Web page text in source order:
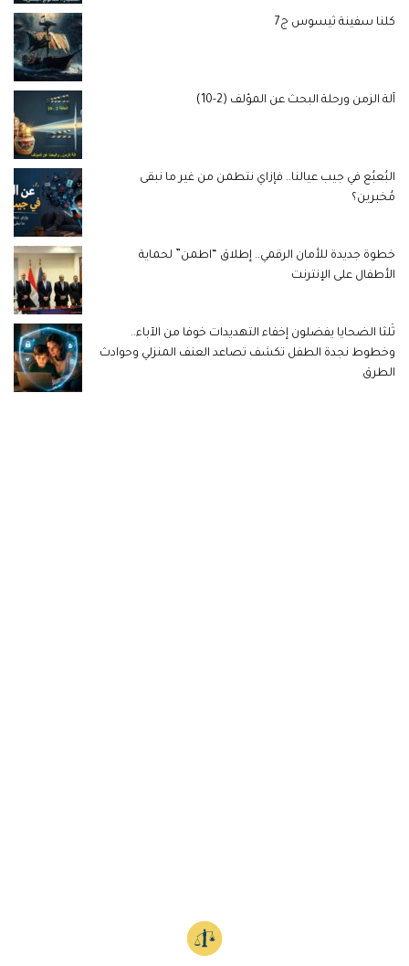
كلنا سفينة ثيسوس ج7
آلة الزمن ورحلة البحث عن المؤلف (2-10)
البُعبُع في جيب عيالنا.. فإزاي نتطمن من غير ما نبقى
مُخبرين؟
خطوة جديدة للأمان الرقمي.. إطلاق “اطمن” لحماية
الأطفال على الإنترنت
ثُلثا الضحايا يفضلون إخفاء التهديدات خوفا من الآباء..
وخطوط نجدة الطفل تكشف تصاعد العنف المنزلي وحوادث
الطرق